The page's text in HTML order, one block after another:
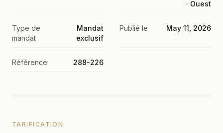
· Ouest
Type de
mandat
Mandat
exclusif
Publié le May 11, 2026
Référence 288-226
TARIFICATION